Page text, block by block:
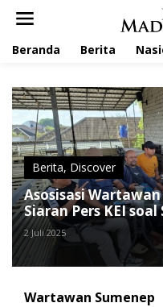
Beranda Berita
Berita, Discover
Asosisasi
Siaran Pers KEI
2 Juli 2025
Wartawan Sumenep